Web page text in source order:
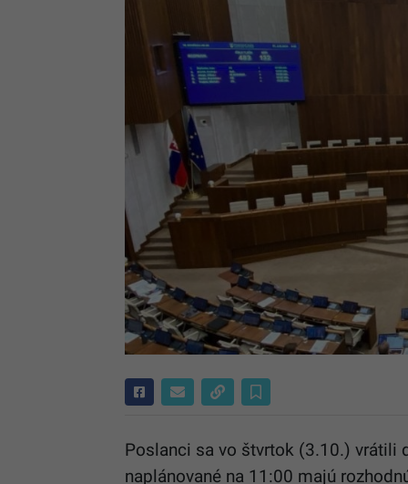
Poslanci sa vo štvrtok (3.10.) vrátili
naplánované na 11:00 majú